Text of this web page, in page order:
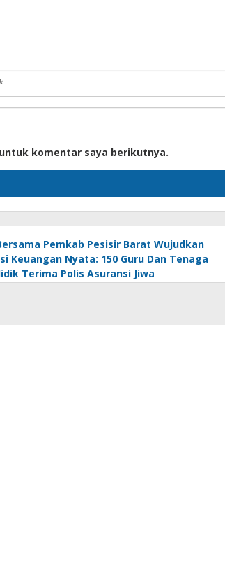
komentar saya berikutnya.
Pemkab Pesisir Barat Wujudkan
Keuangan Nyata: 150 Guru Dan Tenaga
Terima Polis Asuransi Jiwa